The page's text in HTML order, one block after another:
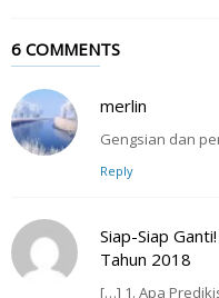
6 COMMENTS
merlin
Gengsian dan
Reply
Siap-Siap
Tahun 2018
[…] 1. Apa